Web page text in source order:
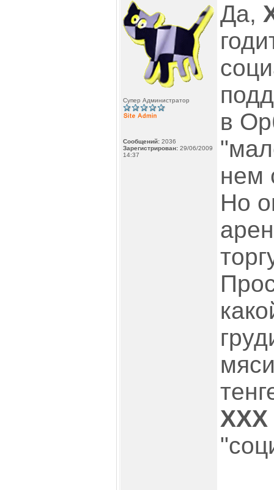
Супер Администратор
Сообщений: 2036
Зарегистрирован: 29/06/2009
14:37
Да,
в
нем
Но
ХХХ